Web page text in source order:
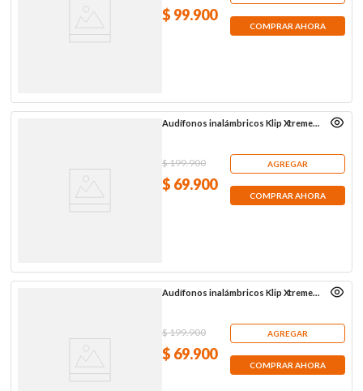
$ 99.900
COMPRAR AHORA
Audífonos inalámbricos Klip Xtreme
$199.900
$ 69.900
AGREGAR
COMPRAR AHORA
Audífonos inalámbricos Klip Xtreme
$199.900
$ 69.900
AGREGAR
COMPRAR AHORA